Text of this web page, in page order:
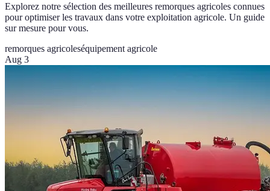
Explorez notre sélection des meilleures remorques agricoles connues
pour optimiser les travaux dans votre exploitation agricole. Un guide
sur mesure pour vous.
remorques agricoleséquipement agricole
Aug 3